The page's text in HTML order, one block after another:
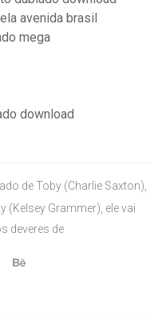
avenida brasil
mega
download
de Toby (Charlie Saxton),
(Kelsey Grammer), ele vai
deveres de